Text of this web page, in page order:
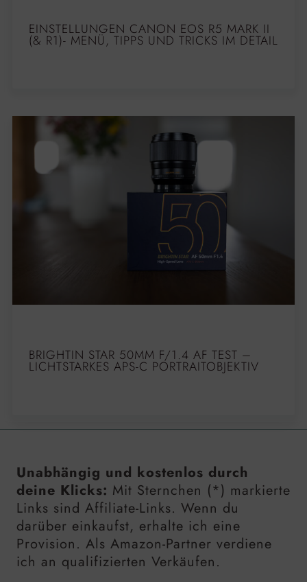
EINSTELLUNGEN CANON EOS R5 MARK II
(& R1)- MENÜ, TIPPS UND TRICKS IM DETAIL
BRIGHTIN STAR 50MM F/1.4 AF TEST –
LICHTSTARKES APS-C PORTRAITOBJEKTIV
Unabhängig und kostenlos durch
deine Klicks: Mit Sternchen (*) markierte
Links sind Affiliate-Links. Wenn du
darüber einkaufst, erhalte ich eine
Provision. Als Amazon-Partner verdiene
ich an qualifizierten Verkäufen.